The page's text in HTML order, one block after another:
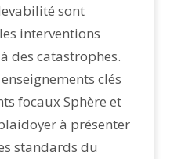
sont
interventions
des catastrophes.
clés
focaux Sphère et
à présenter
standards du